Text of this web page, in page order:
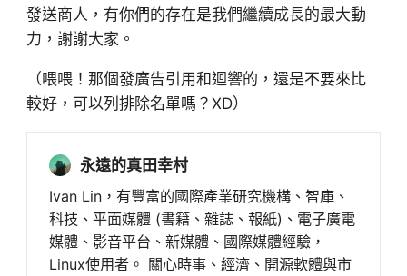
發送商人，有你們的存在是我們繼續成長的最大動
力，謝謝大家。
（喂喂！那個發廣告引用和迴響的，還是不要來比
較好，可以列排除名單嗎？XD）
永遠的真田幸村
Ivan Lin，有豐富的國際產業研究機構、智庫、
科技、平面媒體 (書籍、雜誌、報紙)、電子廣電
媒體、影音平台、新媒體、國際媒體經驗，
Linux使用者。 關心時事、經濟、開源軟體與市